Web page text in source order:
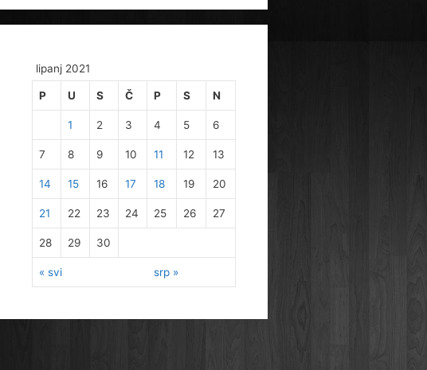
lipanj 2021
P U S Č P S N
« svi srp »
1 2 3 4 5 6
7 8 9 10 11 12 13
14 15 16 17 18 19 20
21 22 23 24 25 26 27
28 29 30